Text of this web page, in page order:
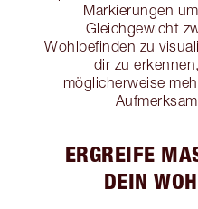
Markierungen
Gleichgewicht
Wohlbefinden zu
dir zu
möglicherweise
ERGREIFE
EIN